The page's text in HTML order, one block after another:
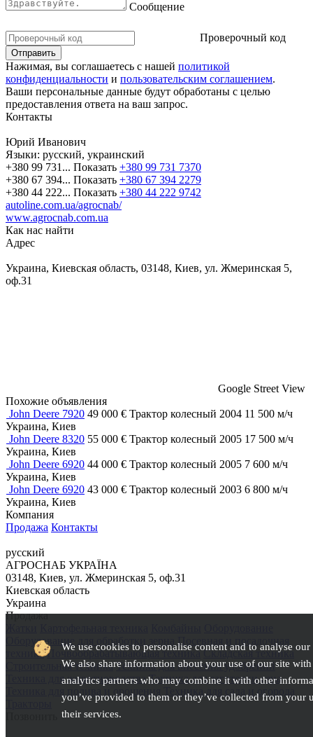
We use cookies to personalise content and to analyse
We also share information about your use of our site
analytics partners who may combine it with other
you’ve provided to them or they’ve collected from your
their services.
Сообщение
Проверочный код
Нажимая, вы соглашаетесь с нашей политикой
конфиденциальности и пользовательским соглашением.
Ваши персональные данные будут обработаны с целью
предоставления ответа на ваш запрос.
Контакты
Юрий Иванович
Языки: русский, украинский
+380 99 731... Показать +380 99 731 7370
+380 67 394... Показать +380 67 394 2279
+380 44 222... Показать +380 44 222 9742
autoline.com.ua/agrocnab/
www.agrocnab.com.ua
Как нас найти
Адрес
Украина, Киевская область, 03148, Киев, ул. Жмеринская 5,
оф.31
Google Street View
Похожие объявления
John Deere 7920 49 000 € Трактор колесный 2004 11 500 м/ч
Украина, Киев
John Deere 8320 55 000 € Трактор колесный 2005 17 500 м/ч
Украина, Киев
John Deere 6920 44 000 € Трактор колесный 2005 7 600 м/ч
Украина, Киев
John Deere 6920 43 000 € Трактор колесный 2003 6 800 м/ч
Украина, Киев
Компания
Продажа Контакты
русский
АГРОСНАБ УКРАЇНА
03148, Киев, ул. Жмеринская 5, оф.31
Киевская область
Украина
Продажа
Оборудование для обработки зерна
Посевная и посадочная
техника Почвообрабатывающая техника Складская техника
Строительная техника Техника для внесения удобрений
Техника для животноводства Техника для заготовки сена
Техника для полива и орошения
Техника для сада и огорода